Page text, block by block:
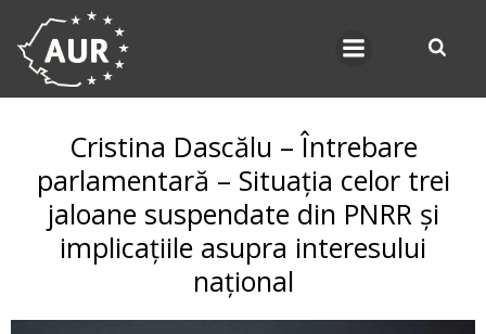
Cristina Dascălu – Întrebare
parlamentară – Situația celor trei
jaloane suspendate din PNRR și
implicațiile asupra interesului
național